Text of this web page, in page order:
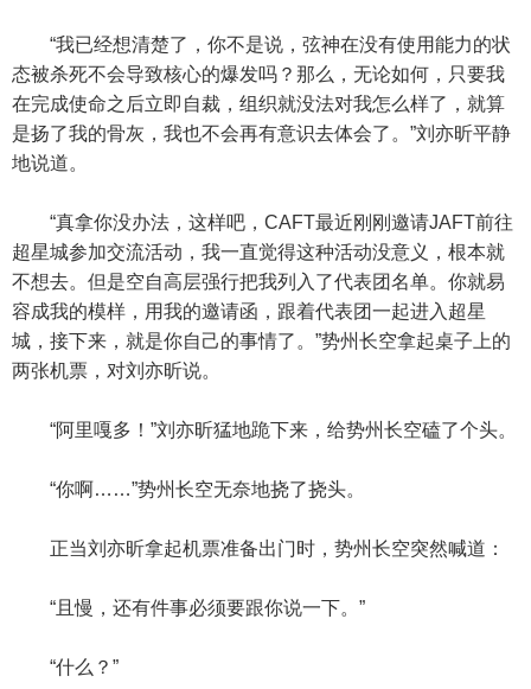
“我已经想清楚了，你不是说，弦神在没有使用能力的状
态被杀死不会导致核心的爆发吗？那么，无论如何，只要我
在完成使命之后立即自裁，组织就没法对我怎么样了，就算
是扬了我的骨灰，我也不会再有意识去体会了。”刘亦昕平静
地说道。
“真拿你没办法，这样吧，CAFT最近刚刚邀请JAFT前往
超星城参加交流活动，我一直觉得这种活动没意义，根本就
不想去。但是空自高层强行把我列入了代表团名单。你就易
容成我的模样，用我的邀请函，跟着代表团一起进入超星
城，接下来，就是你自己的事情了。”势州长空拿起桌子上的
两张机票，对刘亦昕说。
“阿里嘎多！”刘亦昕猛地跪下来，给势州长空磕了个头。
“你啊……”势州长空无奈地挠了挠头。
正当刘亦昕拿起机票准备出门时，势州长空突然喊道：
“且慢，还有件事必须要跟你说一下。”
“什么？”